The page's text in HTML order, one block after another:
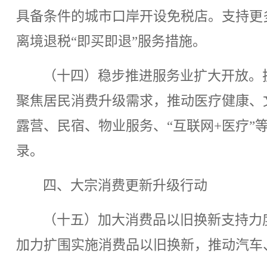
具备条件的城市口岸开设免税店。支持
离境退税“即买即退”服务措施。
（十四）稳步推进服务业扩大开放
聚焦居民消费升级需求，推动医疗健康
露营、民宿、物业服务、“互联网+医疗”
录。
四、大宗消费更新升级行动
（十五）加大消费品以旧换新支持
加力扩围实施消费品以旧换新，推动汽